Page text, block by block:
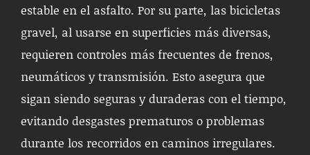
estable en el asfalto. Por su parte, las bicicletas
gravel, al usarse en superficies más diversas,
requieren controles más frecuentes de frenos,
neumáticos y transmisión. Esto asegura que
sigan siendo seguras y duraderas con el tiempo,
evitando desgastes prematuros o problemas
durante los recorridos en caminos irregulares.